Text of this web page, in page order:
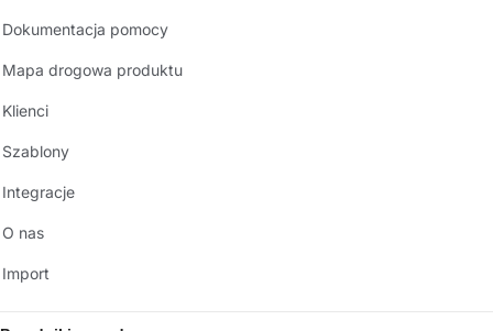
Dokumentacja pomocy
Mapa drogowa produktu
Klienci
Szablony
Integracje
O nas
Import